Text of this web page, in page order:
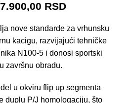
RSD
nove standarde za vrhunsku
kacigu, razvijajući tehničke
N100-5 i donosi sportski
završnu obradu.
u okviru flip up segmenta
duplu P/J homologaciju, što